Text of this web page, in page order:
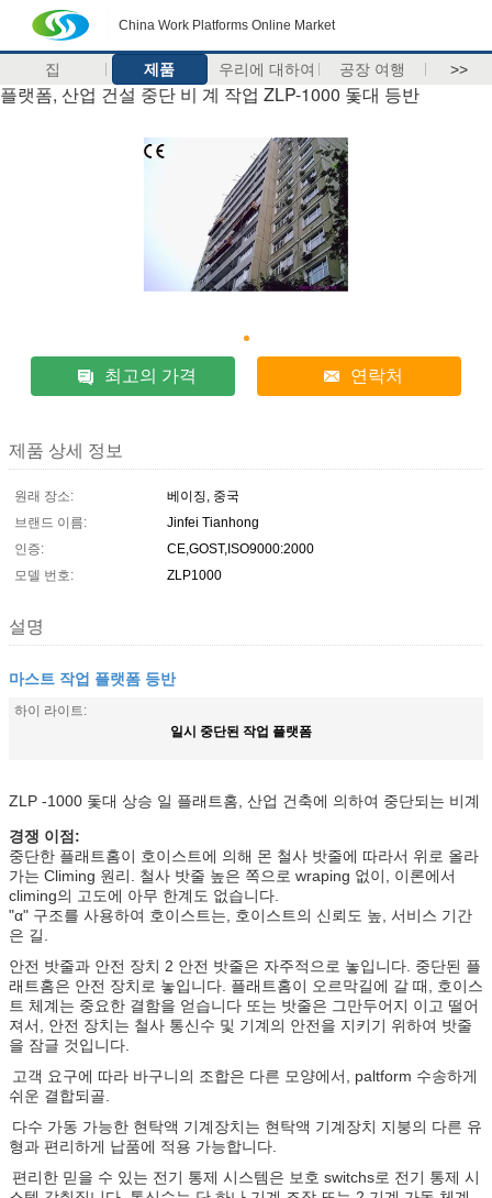
China Work Platforms Online Market
집 제품 우리에 대하여 공장 여행 >>
플랫폼, 산업 건설 중단 비 계 작업 ZLP-1000 돛대 등반
최고의 가격 연락처
제품 상세 정보
원래 장소:
베이징, 중국
브랜드 이름:
Jinfei Tianhong
인증:
CE,GOST,ISO9000:2000
모델 번호:
ZLP1000
설명
마스트 작업 플랫폼 등반
하이 라이트:
일시 중단된 작업 플랫폼
ZLP -1000 돛대 상승 일 플래트홈, 산업 건축에 의하여 중단되는 비계
경쟁 이점:
중단한 플래트홈이 호이스트에 의해 몬 철사 밧줄에 따라서 위로 올라
가는 Climing 원리. 철사 밧줄 높은 쪽으로 wraping 없이, 이론에서
climing의 고도에 아무 한계도 없습니다.
"α" 구조를 사용하여 호이스트는, 호이스트의 신뢰도 높, 서비스 기간
은 길.
안전 밧줄과 안전 장치 2 안전 밧줄은 자주적으로 놓입니다. 중단된 플
래트홈은 안전 장치로 놓입니다. 플래트홈이 오르막길에 갈 때, 호이스
트 체계는 중요한 결함을 얻습니다 또는 밧줄은 그만두어지 이고 떨어
져서, 안전 장치는 철사 통신수 및 기계의 안전을 지키기 위하여 밧줄
을 잠글 것입니다.
고객 요구에 따라 바구니의 조합은 다른 모양에서, paltform 수송하게
쉬운 결합되골.
다수 가동 가능한 현탁액 기계장치는 현탁액 기계장치 지붕의 다른 유
형과 편리하게 납품에 적용 가능합니다.
편리한 믿을 수 있는 전기 통제 시스템은 보호 switchs로 전기 통제 시